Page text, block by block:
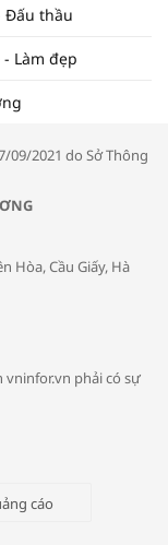
mại: Khơi
tránh bệnh
thời tiết giao mùa
em
Đấu thầu
- Làm đẹp
09/2021 do Sở Thông
Hòa, Cầu Giấy, Hà
phải có sự
cáo